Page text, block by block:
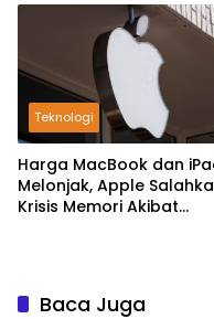
Teknologi
Harga MacBook dan
Melonjak, Apple
Krisis Memori Akibat
Baca Juga